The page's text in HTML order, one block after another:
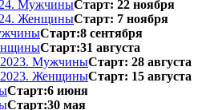
МужчиныСтарт: 22 ноября
ЖенщиныСтарт: 7 ноября
Старт:8 сентября
Старт:31 августа
МужчиныСтарт: 28 августа
ЖенщиныСтарт: 15 августа
Старт:6 июня
Старт:30 мая